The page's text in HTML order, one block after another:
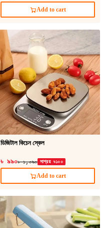
Add to cart
ডিজিটাল কিচেন স্কেল
৳ ৯৯০৳ ১,০৯০ সাশ্রয় ৳১০০
Add to cart